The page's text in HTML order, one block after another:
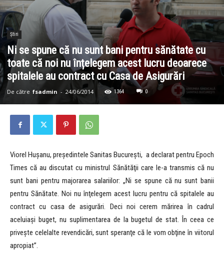
Știri
Ni se spune că nu sunt bani pentru sănătate cu
toate că noi nu înțelegem acest lucru deoarece
spitalele au contract cu Casa de Asigurări
De către fsadmin - 24/06/2014 1364 0
Viorel Hușanu, președintele Sanitas București, a declarat pentru Epoch
Times că au discutat cu ministrul Sănătăţii care le-a transmis că nu
sunt bani pentru majorarea salariilor: „Ni se spune că nu sunt banii
pentru Sănătate. Noi nu înţelegem acest lucru pentru că spitalele au
contract cu casa de asigurări. Deci noi cerem mărirea în cadrul
aceluiaşi buget, nu suplimentarea de la bugetul de stat. În ceea ce
priveşte celelalte revendicări, sunt speranţe că le vom obţine în viitorul
apropiat”.